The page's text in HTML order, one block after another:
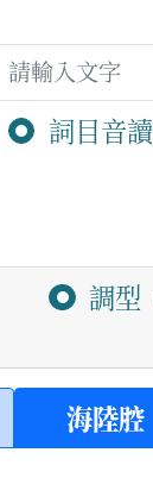
詞目音讀
調型
海陸腔